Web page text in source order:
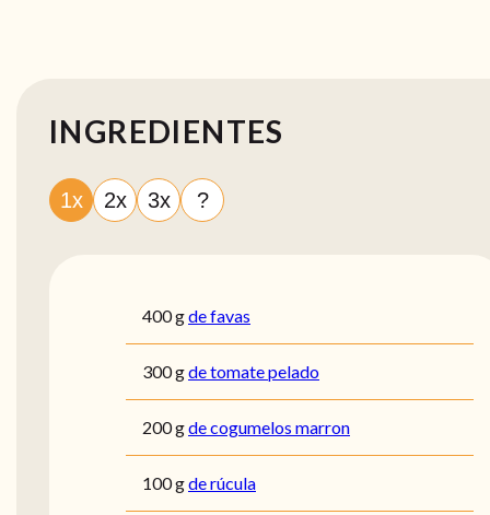
INGREDIENTES
1x 2x 3x ?
400gde favas
300gde tomate pelado
200gde cogumelos marron
100gde rúcula